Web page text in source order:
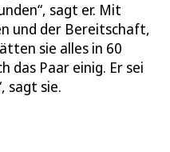
sagt er. Mit
und der Bereitschaft,
sie alles in 60
das Paar einig. Er sei
sagt sie.